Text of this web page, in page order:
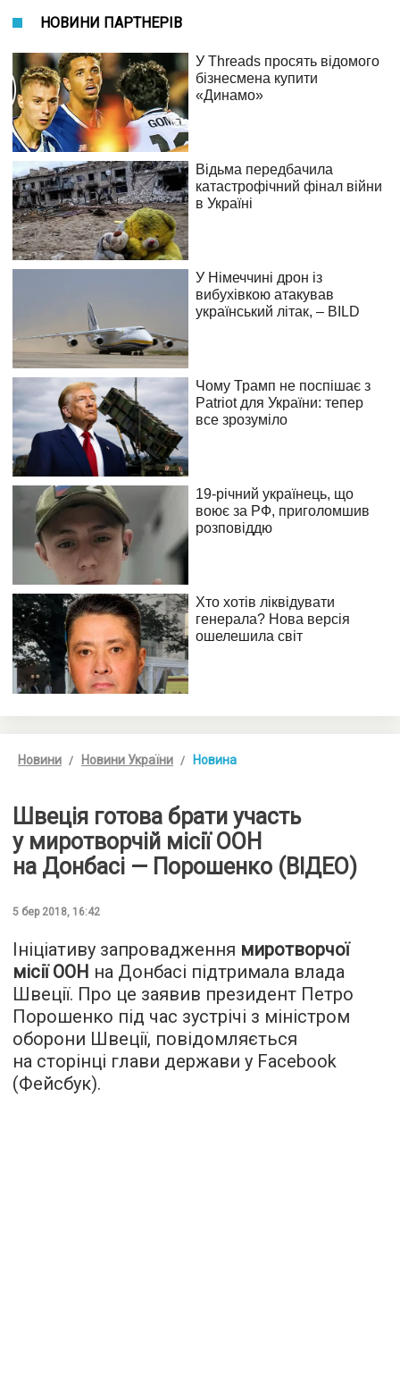
НОВИНИ ПАРТНЕРІВ
Новини Новини України Новина
Швеція готова брати участь
у миротворчій місії ООН
на Донбасі — Порошенко (ВІДЕО)
5 бер 2018, 16:42
Ініціативу запровадження миротворчої
місії ООН на Донбасі підтримала влада
Швеції. Про це заявив президент Петро
Порошенко під час зустрічі з міністром
оборони Швеції, повідомляється
на сторінці глави держави у Facebook
(Фейсбук).